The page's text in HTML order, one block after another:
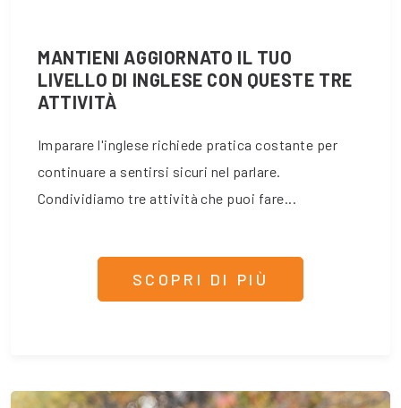
MANTIENI AGGIORNATO IL TUO
LIVELLO DI INGLESE CON QUESTE TRE
ATTIVITÀ
Imparare l'inglese richiede pratica costante per
continuare a sentirsi sicuri nel parlare.
Condividiamo tre attività che puoi fare...
SCOPRI DI PIÙ